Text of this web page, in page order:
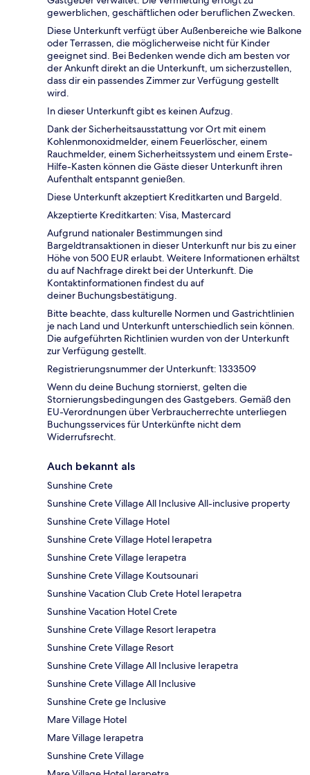
gewerblichen, geschäftlichen oder beruflichen Zwecken.
Diese Unterkunft verfügt über Außenbereiche wie Balkone
oder Terrassen, die möglicherweise nicht für Kinder
geeignet sind. Bei Bedenken wende dich am besten vor
der Ankunft direkt an die Unterkunft, um sicherzustellen,
dass dir ein passendes Zimmer zur Verfügung gestellt
wird.
In dieser Unterkunft gibt es keinen Aufzug.
Dank der Sicherheitsausstattung vor Ort mit einem
Kohlenmonoxidmelder, einem Feuerlöscher, einem
Rauchmelder, einem Sicherheitssystem und einem Erste-
Hilfe-Kasten können die Gäste dieser Unterkunft ihren
Aufenthalt entspannt genießen.
Diese Unterkunft akzeptiert Kreditkarten und Bargeld.
Akzeptierte Kreditkarten: Visa, Mastercard
Aufgrund nationaler Bestimmungen sind
Bargeldtransaktionen in dieser Unterkunft nur bis zu einer
Höhe von 500 EUR erlaubt. Weitere Informationen erhältst
du auf Nachfrage direkt bei der Unterkunft. Die
Kontaktinformationen findest du auf
deiner Buchungsbestätigung.
Bitte beachte, dass kulturelle Normen und Gastrichtlinien
je nach Land und Unterkunft unterschiedlich sein können.
Die aufgeführten Richtlinien wurden von der Unterkunft
zur Verfügung gestellt.
Registrierungsnummer der Unterkunft: 1333509
Wenn du deine Buchung stornierst, gelten die
Stornierungsbedingungen des Gastgebers. Gemäß den
EU-Verordnungen über Verbraucherrechte unterliegen
Buchungsservices für Unterkünfte nicht dem
Widerrufsrecht.
Auch bekannt als
Sunshine Crete
Sunshine Crete Village All Inclusive All-inclusive property
Sunshine Crete Village Hotel
Sunshine Crete Village Hotel Ierapetra
Sunshine Crete Village Ierapetra
Sunshine Crete Village Koutsounari
Sunshine Vacation Club Crete Hotel Ierapetra
Sunshine Vacation Hotel Crete
Sunshine Crete Village Resort Ierapetra
Sunshine Crete Village Resort
Sunshine Crete Village All Inclusive Ierapetra
Sunshine Crete Village All Inclusive
Sunshine Crete ge Inclusive
Mare Village Hotel
Mare Village Ierapetra
Sunshine Crete Village